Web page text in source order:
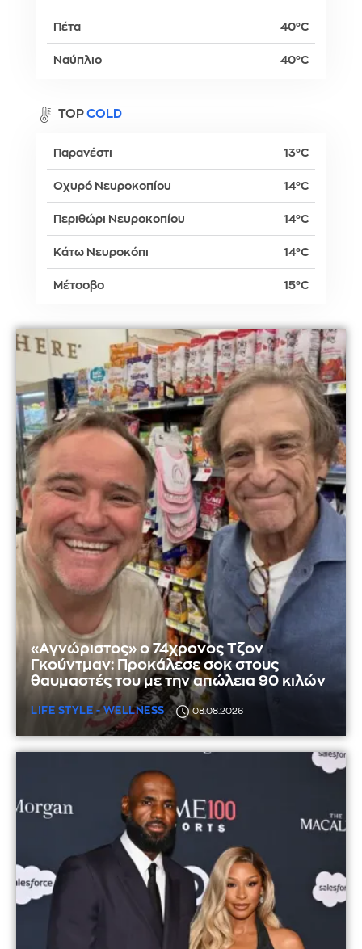
Πέτα 40°C
Ναύπλιο 40°C
TOP COLD
Παρανέστι 13°C
Οχυρό Νευροκοπίου 14°C
Περιθώρι Νευροκοπίου 14°C
Κάτω Νευροκόπι 14°C
Μέτσοβο 15°C
«Αγνώριστος» ο 74χρονος Τζον
Γκούντμαν: Προκάλεσε σοκ στους
θαυμαστές του με την απώλεια 90 κιλών
LIFE STYLE - WELLNESS 08.08.2026